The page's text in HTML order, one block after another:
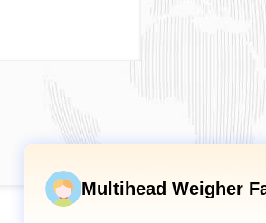
Multihead Weigher